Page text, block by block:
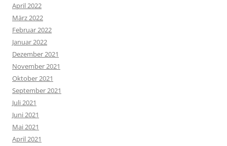
April 2022
März 2022
Februar 2022
Januar 2022
Dezember 2021
November 2021
Oktober 2021
September 2021
Juli 2021
Juni 2021
Mai 2021
April 2021